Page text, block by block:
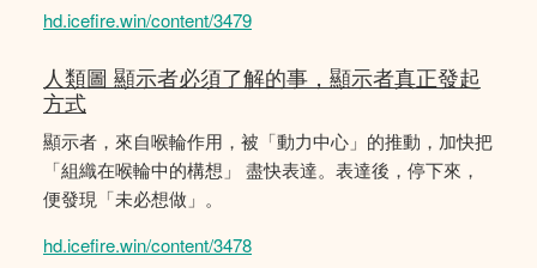
hd.icefire.win/content/3479
人類圖 顯示者必須了解的事，顯示者真正發起
方式
顯示者，來自喉輪作用，被「動力中心」的推動，加快把
「組織在喉輪中的構想」 盡快表達。表達後，停下來，
便發現「未必想做」。
hd.icefire.win/content/3478